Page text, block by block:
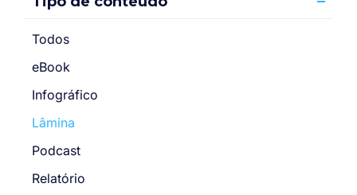
Todos
eBook
Infográfico
Lâmina
Podcast
Relatório